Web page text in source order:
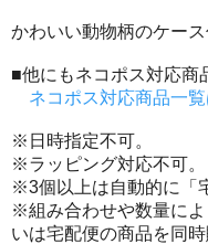
かわいい動物柄のケース
■他にもネコポス対応商
ネコポス対応商品一
※日時指定不可。
※ラッピング対応不可。
※3個以上は自動的に「
※組み合わせや数量に
いは宅配便の商品を同